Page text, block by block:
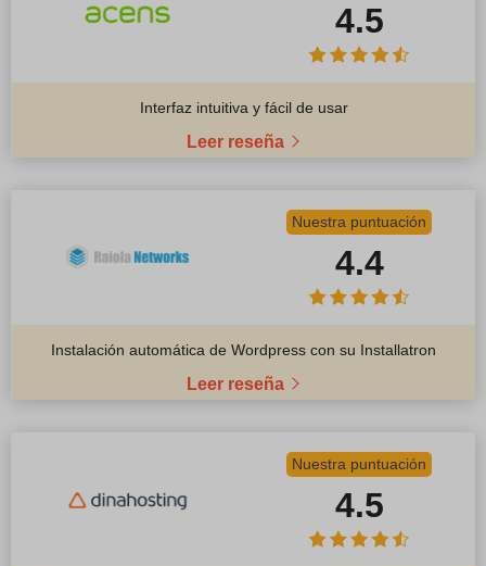
4.5
Interfaz intuitiva y fácil de usar
Leer reseña
Nuestra puntuación
4.4
Instalación automática de Wordpress con su Installatron
Leer reseña
Nuestra puntuación
4.5